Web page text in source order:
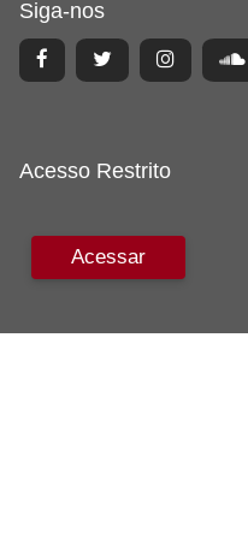
Siga-nos
Acesso Restrito
Acessar